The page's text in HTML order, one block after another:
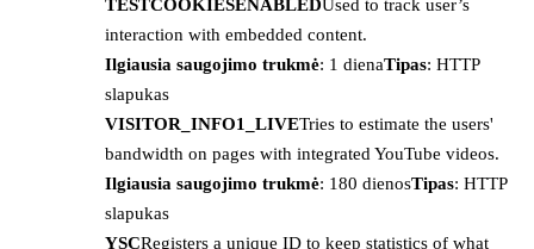
TESTCOOKIESENABLEDUsed to track user’s
interaction with embedded content.
Ilgiausia saugojimo trukmė: 1 dienaTipas: HTTP
slapukas
VISITOR_INFO1_LIVETries to estimate the users'
bandwidth on pages with integrated YouTube videos.
Ilgiausia saugojimo trukmė: 180 dienosTipas: HTTP
slapukas
YSCRegisters a unique ID to keep statistics of what